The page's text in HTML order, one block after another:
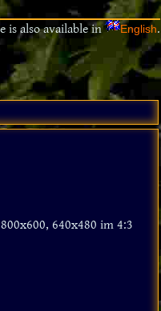
is also available in English.
640x480 im 4:3